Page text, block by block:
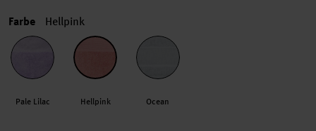
Farbe Hellpink
Pale Lilac Hellpink Ocean